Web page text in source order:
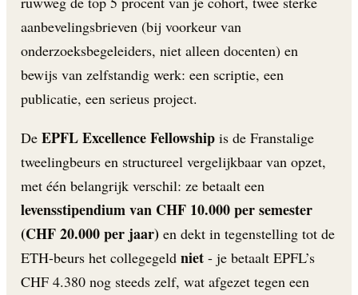
aanbevelingsbrieven (bij voorkeur van
onderzoeksbegeleiders, niet alleen docenten) en
bewijs van zelfstandig werk: een scriptie, een
publicatie, een serieus project.
De EPFL Excellence Fellowship is de Franstalige
tweelingbeurs en structureel vergelijkbaar van opzet,
met één belangrijk verschil: ze betaalt een
levensstipendium van CHF 10.000 per semester
(CHF 20.000 per jaar) en dekt in tegenstelling tot de
ETH-beurs het collegegeld niet - je betaalt EPFL’s
CHF 4.380 nog steeds zelf, wat afgezet tegen een